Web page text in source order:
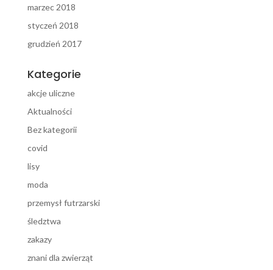
marzec 2018
styczeń 2018
grudzień 2017
Kategorie
akcje uliczne
Aktualności
Bez kategorii
covid
lisy
moda
przemysł futrzarski
śledztwa
zakazy
znani dla zwierząt